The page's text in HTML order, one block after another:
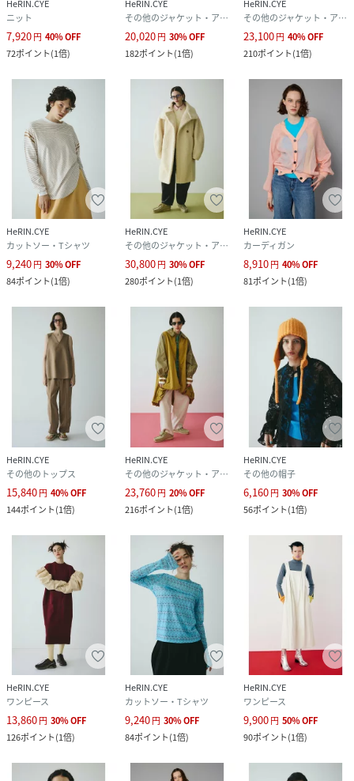
HeRIN.CYE
ニット
7,920円 40%OFF
72ポイント(1倍)
HeRIN.CYE
その他のジャケット・アウター
20,020円 30%OFF
182ポイント(1倍)
HeRIN.CYE
その他のジャケット・アウター
23,100円 40%OFF
210ポイント(1倍)
HeRIN.CYE
カットソー・Tシャツ
9,240円 30%OFF
84ポイント(1倍)
HeRIN.CYE
その他のジャケット・アウター
30,800円 30%OFF
280ポイント(1倍)
HeRIN.CYE
カーディガン
8,910円 40%OFF
81ポイント(1倍)
HeRIN.CYE
その他のトップス
15,840円 40%OFF
144ポイント(1倍)
HeRIN.CYE
その他のジャケット・アウター
23,760円 20%OFF
216ポイント(1倍)
HeRIN.CYE
その他の帽子
6,160円 30%OFF
56ポイント(1倍)
HeRIN.CYE
ワンピース
13,860円 30%OFF
126ポイント(1倍)
HeRIN.CYE
カットソー・Tシャツ
9,240円 30%OFF
84ポイント(1倍)
HeRIN.CYE
ワンピース
9,900円 50%OFF
90ポイント(1倍)